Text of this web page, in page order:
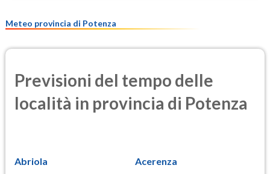
Meteo provincia di Potenza
Previsioni del tempo delle
località in provincia di Potenza
Abriola Acerenza